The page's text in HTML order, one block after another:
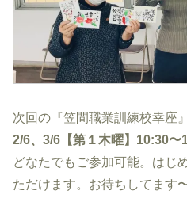
次回の『笠間職業訓練校幸座』
2/6、3/6【第１木曜】10:30〜
どなたでもご参加可能。はじ
ただけます。お待ちしてます